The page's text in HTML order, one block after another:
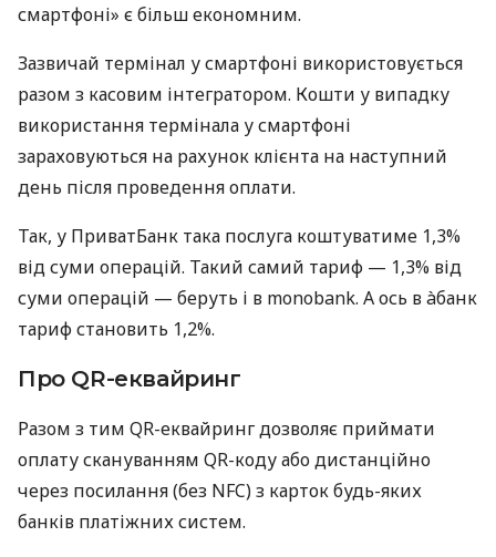
смартфоні» є більш економним.
Зазвичай термінал у смартфоні використовується
разом з касовим інтегратором. Кошти у випадку
використання термінала у смартфоні
зараховуються на рахунок клієнта на наступний
день після проведення оплати.
Так, у ПриватБанк така послуга коштуватиме 1,3%
від суми операцій. Такий самий тариф — 1,3% від
суми операцій — беруть і в monobank. А ось в àбанк
тариф становить 1,2%.
Про QR-еквайринг
Разом з тим QR-еквайринг дозволяє приймати
оплату скануванням QR-коду або дистанційно
через посилання (без NFC) з карток будь-яких
банків платіжних систем.